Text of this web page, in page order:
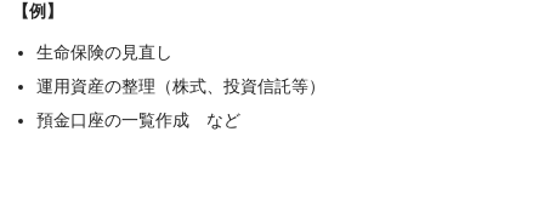
【例】
生命保険の見直し
運用資産の整理（株式、投資信託等）
預金口座の一覧作成 など